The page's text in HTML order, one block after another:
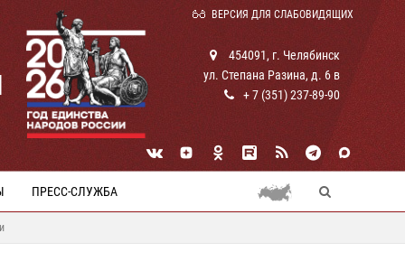
ВЕРСИЯ ДЛЯ СЛАБОВИДЯЩИХ
454091, г. Челябинск
ул. Степана Разина, д. 6 в
+ 7 (351) 237-89-90
ПРЕСС-СЛУЖБА